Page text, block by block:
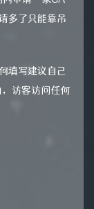
多了只能靠吊
填写建议自己
访客访问任何